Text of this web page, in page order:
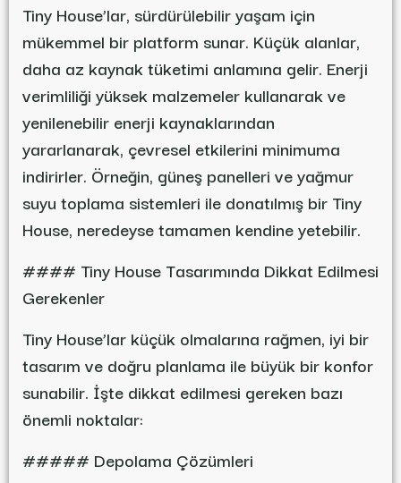
Tiny House’lar, sürdürülebilir yaşam için
mükemmel bir platform sunar. Küçük alanlar,
daha az kaynak tüketimi anlamına gelir. Enerji
verimliliği yüksek malzemeler kullanarak ve
yenilenebilir enerji kaynaklarından
yararlanarak, çevresel etkilerini minimuma
indirirler. Örneğin, güneş panelleri ve yağmur
suyu toplama sistemleri ile donatılmış bir Tiny
House, neredeyse tamamen kendine yetebilir.
#### Tiny House Tasarımında Dikkat Edilmesi
Gerekenler
Tiny House’lar küçük olmalarına rağmen, iyi bir
tasarım ve doğru planlama ile büyük bir konfor
sunabilir. İşte dikkat edilmesi gereken bazı
önemli noktalar:
##### Depolama Çözümleri